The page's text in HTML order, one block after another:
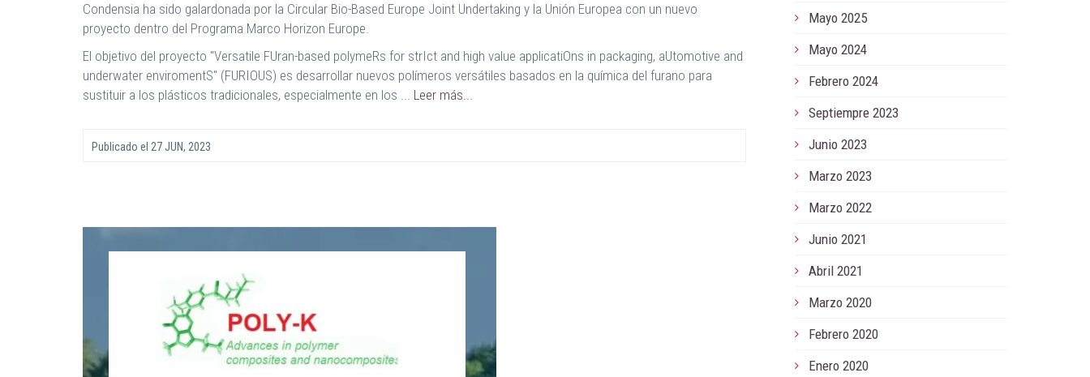
Condensia ha sido galardonada por la Circular Bio-Based Europe Joint Undertaking y la Unión Europea con un nuevo
proyecto dentro del Programa Marco Horizon Europe.
El objetivo del proyecto "Versatile FUran-based polymeRs for strIct and high value applicatiOns in packaging, aUtomotive and
underwater enviromentS" (FURIOUS) es desarrollar nuevos polímeros versátiles basados en la química del furano para
sustituir a los plásticos tradicionales, especialmente en los ... Leer más...
Publicado el 27 JUN, 2023
Mayo 2025
Mayo 2024
Febrero 2024
Septiempre 2023
Junio 2023
Marzo 2023
Marzo 2022
Junio 2021
Abril 2021
Marzo 2020
Febrero 2020
Enero 2020